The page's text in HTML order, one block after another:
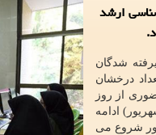
ارشد
شدگان
درخشان
از روز
۱۴ شهریور شروع شد و تا روز گذشته (جمعه ۱۸ شهریور) ادامه
نیز از امروز شنبه ۱۹ شهریور شروع می